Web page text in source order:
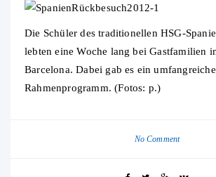
Die Schüler des traditionellen HSG-
lebten eine Woche lang bei Gastfamilien
Barcelona. Dabei gab es ein
Rahmenprogramm. (Fotos: p.)
No Comment